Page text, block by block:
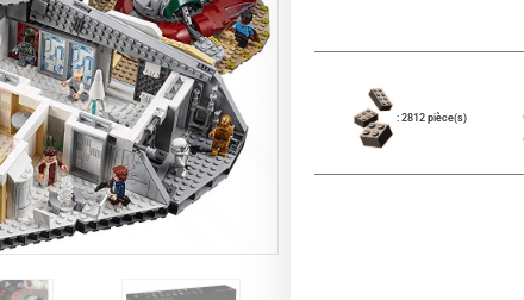
: 2812 pièce(s)